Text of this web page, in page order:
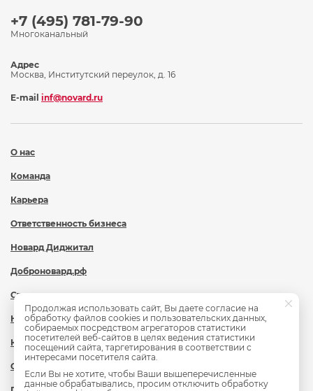
+7 (495) 781-79-90
Многоканальный
О нас
Команда
Карьера
Ответственность бизнеса
Новард Диджитал
Доброновард.рф
Статьи
Новости
Контакты
Охрана труда
Адрес
Москва, Институтский переулок, д. 16
E-mail inf@novard.ru
Продолжая использовать сайт, Вы даете согласие на
обработку файлов cookies и пользовательских данных,
собираемых посредством агрегаторов статистики
посетителей веб-сайтов в целях ведения статистики
посещений сайта, таргетирования в соответствии с
интересами посетителя сайта.
Если Вы не хотите, чтобы Ваши вышеперечисленные
данные обрабатывались, просим отключить обработку